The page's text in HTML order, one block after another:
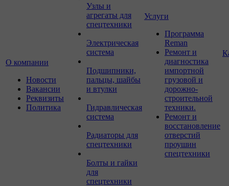
О компании
Новости
Вакансии
Реквизиты
Политика
Узлы и
агрегаты для
спецтехники
Электрическая
система
Подшипники,
пальцы, шайбы
и втулки
Гидравлическая
система
Радиаторы для
спецтехники
Болты и гайки
для
спецтехники
Услуги
Программа
Reman
Ремонт и
диагностика
импортной
грузовой и
дорожно-
строительной
техники.
Ремонт и
восстановление
отверстий
проушин
спецтехники